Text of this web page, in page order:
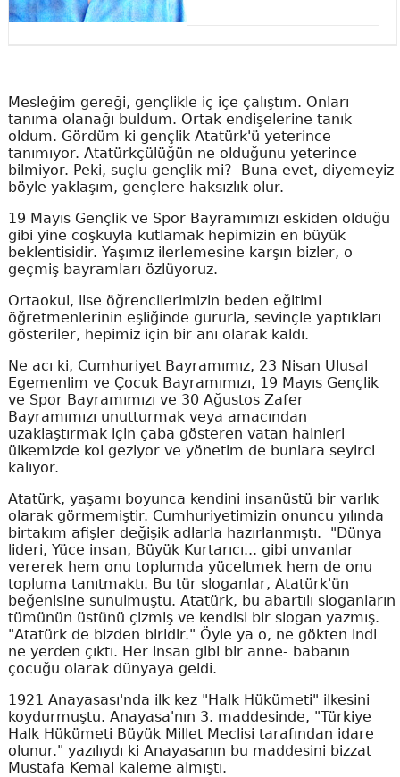
Mesleğim gereği, gençlikle iç içe çalıştım. Onları
tanıma olanağı buldum. Ortak endişelerine tanık
oldum. Gördüm ki gençlik Atatürk'ü yeterince
tanımıyor. Atatürkçülüğün ne olduğunu yeterince
bilmiyor. Peki, suçlu gençlik mi? Buna evet, diyemeyiz
böyle yaklaşım, gençlere haksızlık olur.
19 Mayıs Gençlik ve Spor Bayramımızı eskiden olduğu
gibi yine coşkuyla kutlamak hepimizin en büyük
beklentisidir. Yaşımız ilerlemesine karşın bizler, o
geçmiş bayramları özlüyoruz.
Ortaokul, lise öğrencilerimizin beden eğitimi
öğretmenlerinin eşliğinde gururla, sevinçle yaptıkları
gösteriler, hepimiz için bir anı olarak kaldı.
Ne acı ki, Cumhuriyet Bayramımız, 23 Nisan Ulusal
Egemenlim ve Çocuk Bayramımızı, 19 Mayıs Gençlik
ve Spor Bayramımızı ve 30 Ağustos Zafer
Bayramımızı unutturmak veya amacından
uzaklaştırmak için çaba gösteren vatan hainleri
ülkemizde kol geziyor ve yönetim de bunlara seyirci
kalıyor.
Atatürk, yaşamı boyunca kendini insanüstü bir varlık
olarak görmemiştir. Cumhuriyetimizin onuncu yılında
birtakım afişler değişik adlarla hazırlanmıştı. "Dünya
lideri, Yüce insan, Büyük Kurtarıcı... gibi unvanlar
vererek hem onu toplumda yüceltmek hem de onu
topluma tanıtmaktı. Bu tür sloganlar, Atatürk'ün
beğenisine sunulmuştu. Atatürk, bu abartılı sloganların
tümünün üstünü çizmiş ve kendisi bir slogan yazmış.
"Atatürk de bizden biridir." Öyle ya o, ne gökten indi
ne yerden çıktı. Her insan gibi bir anne- babanın
çocuğu olarak dünyaya geldi.
1921 Anayasası'nda ilk kez "Halk Hükümeti" ilkesini
koydurmuştu. Anayasa'nın 3. maddesinde, "Türkiye
Halk Hükümeti Büyük Millet Meclisi tarafından idare
olunur." yazılıydı ki Anayasanın bu maddesini bizzat
Mustafa Kemal kaleme almıştı.